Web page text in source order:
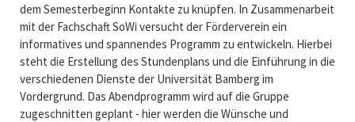
dem Semesterbeginn Kontakte zu knüpfen. In Zusammenarbeit
mit der Fachschaft SoWi versucht der Förderverein ein
informatives und spannendes Programm zu entwickeln. Hierbei
steht die Erstellung des Stundenplans und die Einführung in die
verschiedenen Dienste der Universität Bamberg im
Vordergrund. Das Abendprogramm wird auf die Gruppe
zugeschnitten geplant - hier werden die Wünsche und